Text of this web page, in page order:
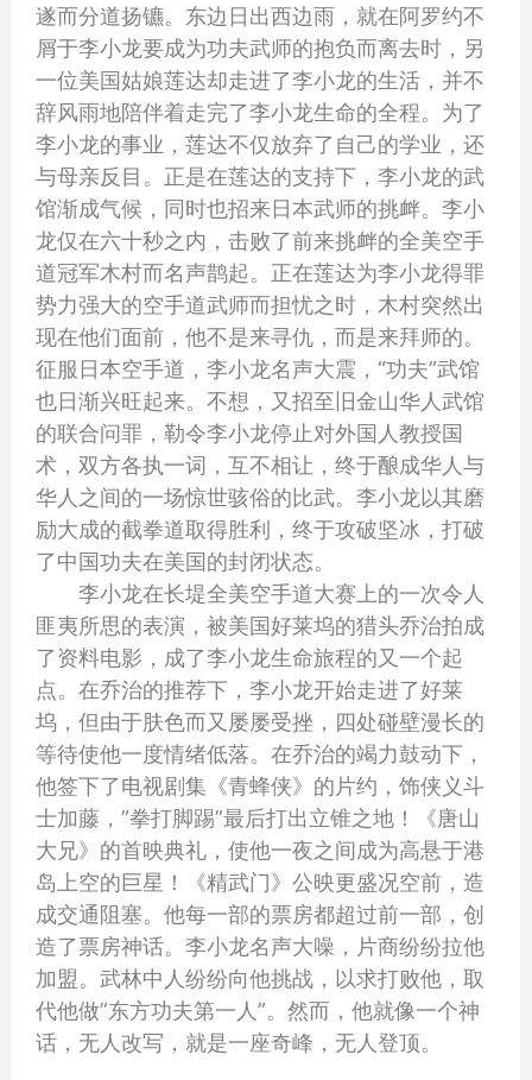
遂而分道扬镳。东边日出西边雨，就在阿罗约不
屑于李小龙要成为功夫武师的抱负而离去时，另
一位美国姑娘莲达却走进了李小龙的生活，并不
辞风雨地陪伴着走完了李小龙生命的全程。为了
李小龙的事业，莲达不仅放弃了自己的学业，还
与母亲反目。正是在莲达的支持下，李小龙的武
馆渐成气候，同时也招来日本武师的挑衅。李小
龙仅在六十秒之内，击败了前来挑衅的全美空手
道冠军木村而名声鹊起。正在莲达为李小龙得罪
势力强大的空手道武师而担忧之时，木村突然出
现在他们面前，他不是来寻仇，而是来拜师的。
征服日本空手道，李小龙名声大震，“功夫”武馆
也日渐兴旺起来。不想，又招至旧金山华人武馆
的联合问罪，勒令李小龙停止对外国人教授国
术，双方各执一词，互不相让，终于酿成华人与
华人之间的一场惊世骇俗的比武。李小龙以其磨
励大成的截拳道取得胜利，终于攻破坚冰，打破
了中国功夫在美国的封闭状态。
李小龙在长堤全美空手道大赛上的一次令人
匪夷所思的表演，被美国好莱坞的猎头乔治拍成
了资料电影，成了李小龙生命旅程的又一个起
点。在乔治的推荐下，李小龙开始走进了好莱
坞，但由于肤色而又屡屡受挫，四处碰壁漫长的
等待使他一度情绪低落。在乔治的竭力鼓动下，
他签下了电视剧集《青蜂侠》的片约，饰侠义斗
士加藤，”拳打脚踢”最后打出立锥之地！《唐山
大兄》的首映典礼，使他一夜之间成为高悬于港
岛上空的巨星！《精武门》公映更盛况空前，造
成交通阻塞。他每一部的票房都超过前一部，创
造了票房神话。李小龙名声大噪，片商纷纷拉他
加盟。武林中人纷纷向他挑战，以求打败他，取
代他做”东方功夫第一人”。然而，他就像一个神
话，无人改写，就是一座奇峰，无人登顶。